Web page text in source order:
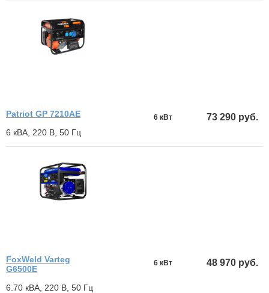
Patriot GP 7210AE
6 кВА, 220 В, 50 Гц
73 290 руб.
6 кВт
FoxWeld Varteg
G6500E
6.70 кВА, 220 В, 50 Гц
48 970 руб.
6 кВт